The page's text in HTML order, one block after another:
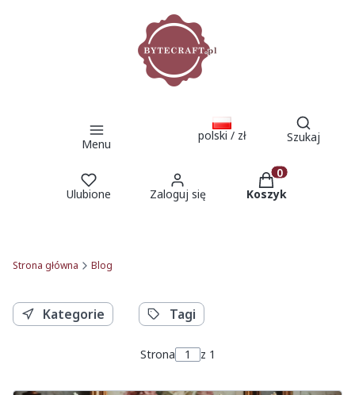
Menu
polski / zł
Otwórz
Szukaj
Ulubione Zaloguj się
Produkty w
Koszyk
Strona główna Blog
Kategorie Tagi
Strona z 1